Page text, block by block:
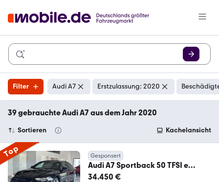
Filter Audi A7 Erstzulassung: 2020
39 gebrauchte Audi A7 aus dem Jahr 2020
Sortieren Kachelansicht
Top Gesponsert
Audi A7 Sportback 50 TFSI e
quattro S line HD-Matrix
34.450 €